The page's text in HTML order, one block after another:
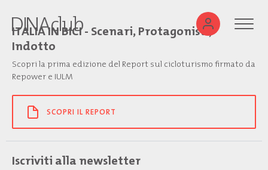
ITALIA IN BICI - Scenari, Protagonisti,
Indotto
Scopri la prima edizione del Report sul cicloturismo firmato da
Repower e IULM
SCOPRI IL REPORT
Iscriviti alla newsletter